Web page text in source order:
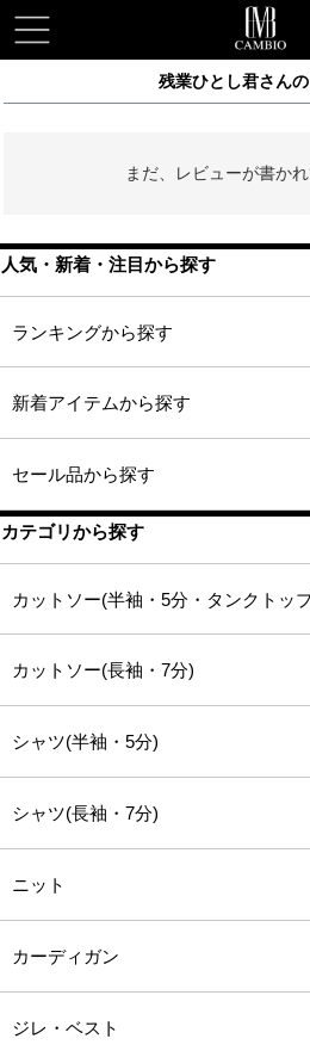
t
o
v
i
i
o
残業ひとし君さん
まだ、レビューが書かれ
人気・新着・注目から探す
ランキングから探す
新着アイテムから探す
セール品から探す
カテゴリから探す
カットソー(半袖・5分・タンクトッ
カットソー(長袖・7分)
シャツ(半袖・5分)
シャツ(長袖・7分)
ニット
カーディガン
ジレ・ベスト